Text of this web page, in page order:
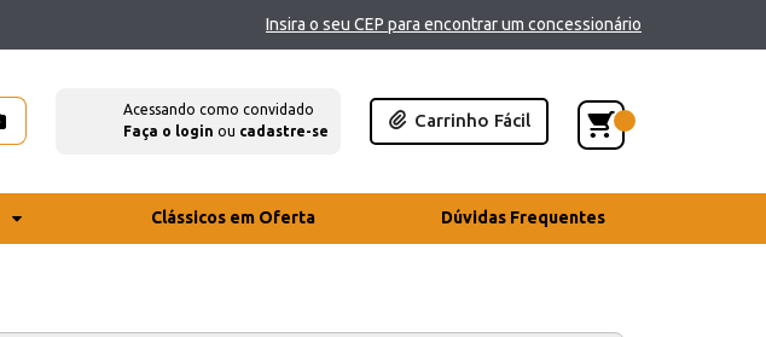
Insira o seu CEP para encontrar um concessionário
Acessando como convidado
Faça o login ou cadastre-se
Carrinho Fácil
Clássicos em Oferta Dúvidas Frequentes